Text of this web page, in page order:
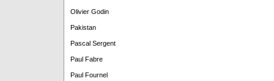
Olivier Godin
Pakistan
Pascal Sergent
Paul Fabre
Paul Fournel